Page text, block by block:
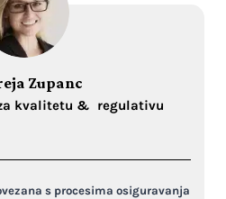
Zupanc
kvalitetu & regulativu
s procesima osiguravanja